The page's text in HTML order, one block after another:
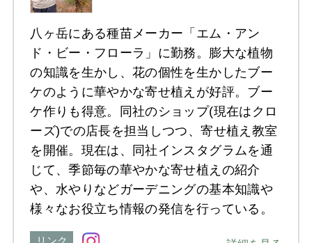
八ヶ岳にある種苗メーカー「エム・アン
ド・ビー・フローラ」に勤務。膨大な植物
の知識を生かし、花の個性を生かしたブー
ケのように華やかな寄せ植えが好評。ブー
ケ作りも得意。同社のショップ(現在はクロ
ーズ)での店長を担当しつつ、寄せ植え教室
を開催。現在は、同社インスタグラムを通
じて、季節毎の華やかな寄せ植えの紹介
や、水やりなどガーデニングの基本知識や
様々なお役立ち情報の発信を行っている。